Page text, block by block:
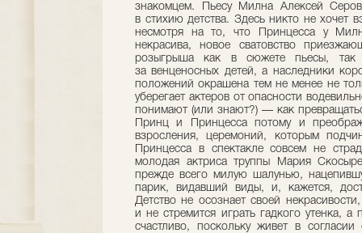
знакомцем. Пьесу Милна Алексей
в стихию детства. Здесь никто не хочет
несмотря на то, что Принцесса у
некрасива, новое сватовство
розыгрыша как в сюжете пьесы,
за венценосных детей, а наследники
положений окрашена тем не менее не
уберегает актеров от опасности
понимают (или знают?) — как
Принц и Принцесса потому и
взросления, церемоний, которым
Принцесса в спектакле совсем не
молодая актриса труппы Мария
прежде всего милую шалунью,
парик, видавший виды, и, кажется,
Детство не осознает своей
и не стремится играть гадкого утенка,
счастливо, поскольку живет в